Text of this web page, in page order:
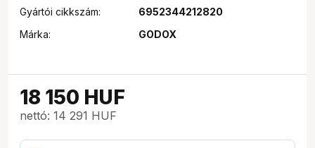
Gyártói cikkszám:
6952344212820
Márka:
GODOX
18 150 HUF
nettó: 14 291 HUF